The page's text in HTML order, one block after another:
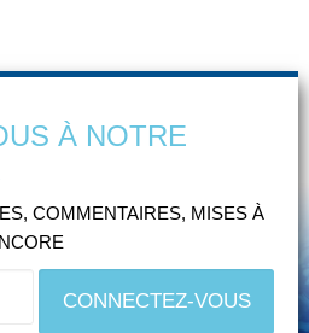
À NOTRE
COMMENTAIRES, MISES À